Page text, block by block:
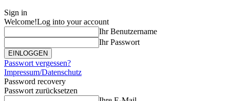
Sign in
Welcome!Log into your account
Ihr Benutzername
Ihr Passwort
Passwort vergessen?
Impressum/Datenschutz
Password recovery
Passwort zurücksetzen